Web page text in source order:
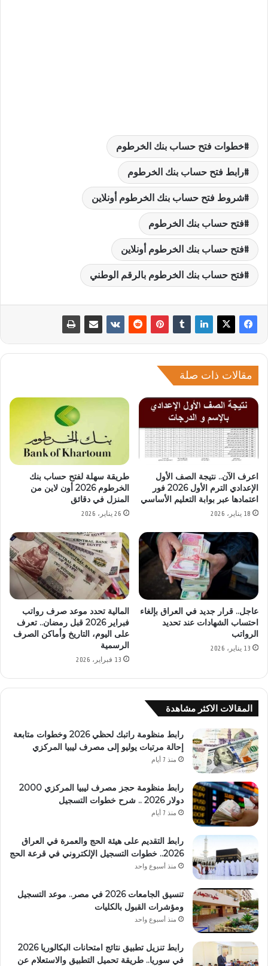
خطوات فتح حساب بنك الخرطوم
رابط فتح حساب بنك الخرطوم
شروط فتح حساب بنك الخرطوم أونلاين
فتح حساب بنك الخرطوم
فتح حساب بنك الخرطوم أونلاين
فتح حساب بنك الخرطوم بالرقم الوطني
مقالات ذات صلة
اعرف الآن.. نتيجة الصف الأول
الإعدادي الترم الأول 2026 فور
اعتمادها عبر بوابة التعليم الأساسي
18 يناير، 2026
طريقة سهلة لفتح حساب بنك
الخرطوم 2026 أون لاين من
المنزل في دقائق
26 يناير، 2026
عاجل.. قرار جديد في العراق بإلغاء
احتساب الشهادات عند تحديد
الرواتب
13 يناير، 2026
المالية تحدد موعد صرف رواتب
فبراير 2026 قبل رمضان.. تعرف
على اليوم، التاريخ وأماكن الصرف
الرسمية
13 فبراير، 2026
المقالات الاكثر مشاهدة
رابط منظومة راتبك لحظي 2026 وخطوات متابعة
إحالة مرتبات يوليو إلى مصرف ليبيا المركزي
منذ 7 أيام
رابط منظومة حجز مصرف ليبيا المركزي 2000
دولار 2026 .. شرح خطوات التسجيل
منذ 7 أيام
رابط التقديم على هيئة الحج والعمرة في العراق
2026.. خطوات التسجيل الإلكتروني في قرعة الحج
منذ أسبوع واحد
تنسيق الجامعات 2026 في مصر.. موعد التسجيل
ومؤشرات القبول بالكليات
منذ أسبوع واحد
رابط تنزيل تطبيق نتائج امتحانات البكالوريا 2026
في سوريا.. طريقة تحميل التطبيق والاستعلام عن